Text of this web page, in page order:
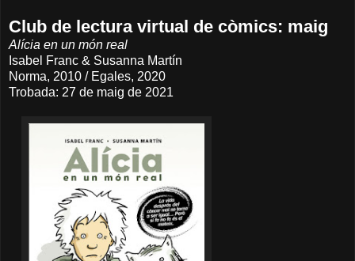
Club de lectura virtual de còmics: maig
Alícia en un món real
Isabel Franc & Susanna Martín
Norma, 2010 / Egales, 2020
Trobada: 27 de maig de 2021